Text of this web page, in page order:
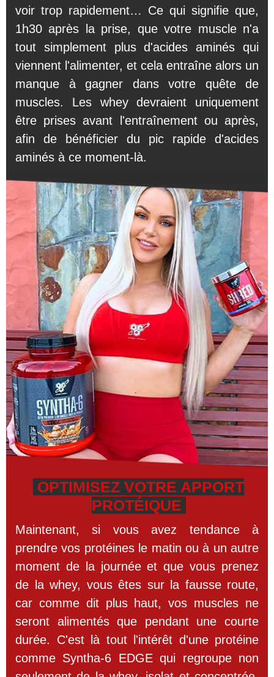
voir trop rapidement… Ce qui signifie que,
1h30 après la prise, que votre muscle n'a
tout simplement plus d'acides aminés qui
viennent l'alimenter, et cela entraîne alors un
manque à gagner dans votre quête de
muscles. Les whey devraient uniquement
être prises avant l'entraînement ou après,
afin de bénéficier du pic rapide d'acides
aminés à ce moment-là.
OPTIMISEZ VOTRE APPORT
PROTÉIQUE
Maintenant, si vous avez tendance à
prendre vos protéines le matin ou à un autre
moment de la journée et que vous prenez
de la whey, vous êtes sur la fausse route,
car comme dit plus haut, vos muscles ne
seront alimentés que pendant une courte
durée. C'est là tout l'intérêt d'une protéine
comme Syntha-6 EDGE qui regroupe non